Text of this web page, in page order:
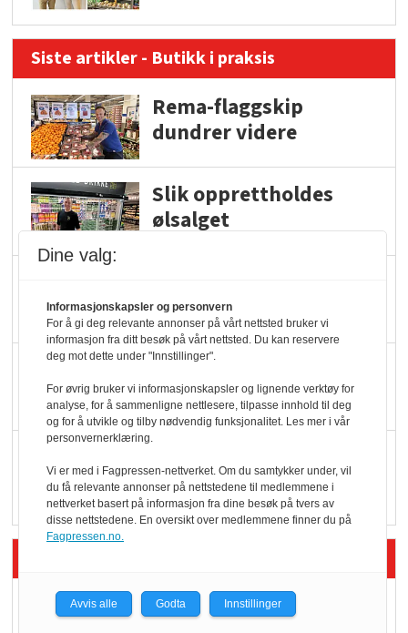
Siste artikler - Butikk i praksis
Rema-flaggskip
dundrer videre
Slik opprettholdes
ølsalget
hyller
KI lager mat i butikken
Rema i 2025
Kolonihagens norske
Dine valg:
Informasjonskapsler og personvern
For å gi deg relevante annonser på vårt nettsted bruker vi
informasjon fra ditt besøk på vårt nettsted. Du kan reservere
deg mot dette under "Innstillinger".
For øvrig bruker vi informasjonskapsler og lignende verktøy for
analyse, for å sammenligne nettlesere, tilpasse innhold til deg
og for å utvikle og tilby nødvendig funksjonalitet. Les mer i vår
personvernerklæring.
Vi er med i Fagpressen-nettverket. Om du samtykker under, vil
du få relevante annonser på nettstedene til medlemmene i
nettverket basert på informasjon fra dine besøk på tvers av
disse nettstedene. En oversikt over medlemmene finner du på
Fagpressen.no.
Avvis alle Godta Innstillinger